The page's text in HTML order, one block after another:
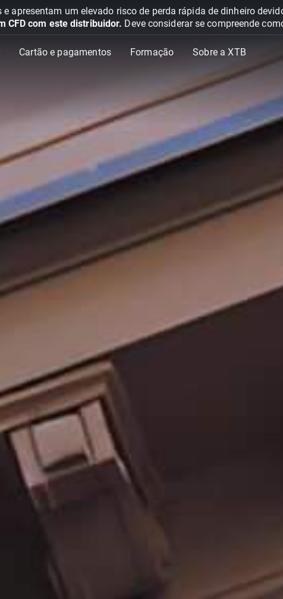
e apresentam um elevado risco de perda rápida de dinheiro
CFD com este distribuidor. Deve considerar se compreende
Cartão e pagamentos Formação Sobre a XTB